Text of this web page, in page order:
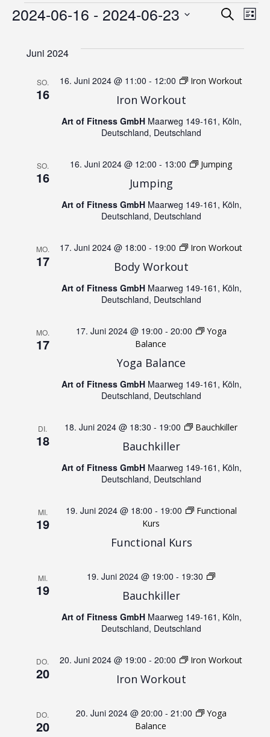
Veranstaltungen
V
e
r
n
s
t
l
t
n
e
n
u
c
n
d
n
SucheV
Liste
2024-06-16 - 2024-06-23
wählen.
Juni 2024
SO.
16 Iron Workout
16. Juni 2024 @ 11:00 - 12:00 Iron Workout
Art of Fitness GmbH Maarweg 149-161, Köln,
Deutschland, Deutschland
SO.
16 Jumping
16. Juni 2024 @ 12:00 - 13:00 Jumping
Art of Fitness GmbH Maarweg 149-161, Köln,
Deutschland, Deutschland
MO.
17 Body Workout
17. Juni 2024 @ 18:00 - 19:00 Iron Workout
Art of Fitness GmbH Maarweg 149-161, Köln,
Deutschland, Deutschland
MO.
17
Yoga Balance
17. Juni 2024 @ 19:00 - 20:00
Yoga
Balance
Art of Fitness GmbH Maarweg 149-161, Köln,
Deutschland, Deutschland
DI.
18 Bauchkiller
18. Juni 2024 @ 18:30 - 19:00 Bauchkiller
Art of Fitness GmbH Maarweg 149-161, Köln,
Deutschland, Deutschland
MI.
19
Functional Kurs
19. Juni 2024 @ 18:00 - 19:00
Functional
Kurs
MI.
19 Bauchkiller
19. Juni 2024 @ 19:00 - 19:30 Jumping
Art of Fitness GmbH Maarweg 149-161, Köln,
Deutschland, Deutschland
DO.
20 Iron Workout
20. Juni 2024 @ 19:00 - 20:00 Iron Workout
DO.
20
20. Juni 2024 @ 20:00 - 21:00
Yoga
Balance